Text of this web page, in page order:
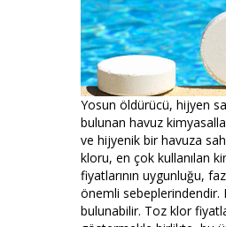
Yosun öldürücü, hijyen
bulunan havuz
ve hijyenik bir havuza
kloru, en çok kullanılan
fiyatlarının uygunluğu,
önemli
bulunabilir. Toz klor